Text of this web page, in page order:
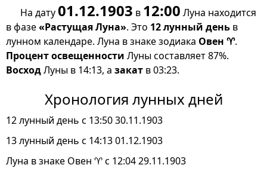
На дату01.12.1903 в 12:00 Луна находится
в фазе«Растущая Луна». Это 12 лунный день в
лунном календаре. Луна в знаке зодиака Овен ♈.
Процент освещенности Луны составляет 87%.
ВосходЛуны в 14:13, а закат в 03:23.
Хронология лунных дней
12 лунный день с 13:50 30.11.1903
13 лунный день с 14:13 01.12.1903
Луна в знаке Овен ♈ с 12:04 29.11.1903